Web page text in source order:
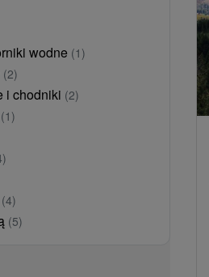
wodne (1)
(2)
i chodniki (2)
(1)
(4)
(5)